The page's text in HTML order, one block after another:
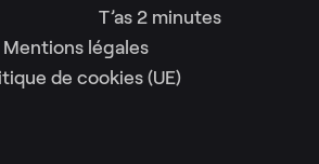
T’as 2 minutes
Mentions légales
de cookies (UE)